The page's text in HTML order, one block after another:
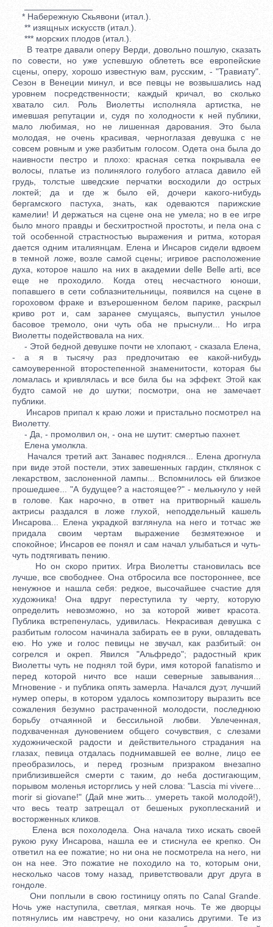
* Набережную Скьявони (итал.).
** изящных искусств (итал.).
*** морских плодов (итал.).
В театре давали оперу Верди, довольно пошлую, сказать
по совести, но уже успевшую облететь все европейские
сцены, оперу, хорошо известную вам, русским, - "Травиату".
Сезон в Венеции минул, и все певцы не возвышались над
уровнем посредственности; каждый кричал, во сколько
хватало сил. Роль Виолетты исполняла артистка, не
имевшая репутации и, судя по холодности к ней публики,
мало любимая, но не лишенная дарования. Это была
молодая, не очень красивая, черноглазая девушка с не
совсем ровным и уже разбитым голосом. Одета она была до
наивности пестро и плохо: красная сетка покрывала ее
волосы, платье из полинялого голубого атласа давило ей
грудь, толстые шведские перчатки восходили до острых
локтей; да и где ж было ей, дочери какого-нибудь
бергамского пастуха, знать, как одеваются парижские
камелии! И держаться на сцене она не умела; но в ее игре
было много правды и бесхитростной простоты, и пела она с
той особенной страстностью выражения и ритма, которая
дается одним италиянцам. Елена и Инсаров сидели вдвоем
в темной ложе, возле самой сцены; игривое расположение
духа, которое нашло на них в академии delle Belle arti, все
еще не проходило. Когда отец несчастного юноши,
попавшего в сети соблазнительницы, появился на сцене в
гороховом фраке и взъерошенном белом парике, раскрыл
криво рот и, сам заранее смущаясь, выпустил унылое
басовое тремоло, они чуть оба не прыснули... Но игра
Виолетты подействовала на них.
- Этой бедной девушке почти не хлопают, - сказала Елена,
- а я в тысячу раз предпочитаю ее какой-нибудь
самоуверенной второстепенной знаменитости, которая бы
ломалась и кривлялась и все била бы на эффект. Этой как
будто самой не до шутки; посмотри, она не замечает
публики.
Инсаров припал к краю ложи и пристально посмотрел на
Виолетту.
- Да, - промолвил он, - она не шутит: смертью пахнет.
Елена умолкла.
Начался третий акт. Занавес поднялся... Елена дрогнула
при виде этой постели, этих завешенных гардин, стклянок с
лекарством, заслоненной лампы... Вспомнилось ей близкое
прошедшее... "А будущее? а настоящее?" - мелькнуло у ней
в голове. Как нарочно, в ответ на притворный кашель
актрисы раздался в ложе глухой, неподдельный кашель
Инсарова... Елена украдкой взглянула на него и тотчас же
придала своим чертам выражение безмятежное и
спокойное; Инсаров ее понял и сам начал улыбаться и чуть-
чуть подтягивать пению.
Но он скоро притих. Игра Виолетты становилась все
лучше, все свободнее. Она отбросила все постороннее, все
ненужное и нашла себя: редкое, высочайшее счастие для
художника! Она вдруг переступила ту черту, которую
определить невозможно, но за которой живет красота.
Публика встрепенулась, удивилась. Некрасивая девушка с
разбитым голосом начинала забирать ее в руки, овладевать
ею. Но уже и голос певицы не звучал, как разбитый: он
согрелся и окреп. Явился "Альфредо"; радостный крик
Виолетты чуть не поднял той бури, имя которой fanatismo и
перед которой ничто все наши северные завывания...
Мгновение - и публика опять замерла. Начался дуэт, лучший
нумер оперы, в котором удалось композитору выразить все
сожаления безумно растраченной молодости, последнюю
борьбу отчаянной и бессильной любви. Увлеченная,
подхваченная дуновением общего сочувствия, с слезами
художнической радости и действительного страдания на
глазах, певица отдалась поднимавшей ее волне, лицо ее
преобразилось, и перед грозным призраком внезапно
приблизившейся смерти с таким, до неба достигающим,
порывом моленья исторглись у ней слова: "Lascia mi vivere...
morir si giovane!" (Дай мне жить... умереть такой молодой!),
что весь театр затрещал от бешеных рукоплесканий и
восторженных кликов.
Елена вся похолодела. Она начала тихо искать своей
рукою руку Инсарова, нашла ее и стиснула ее крепко. Он
ответил на ее пожатие; но ни она не посмотрела на него, ни
он на нее. Это пожатие не походило на то, которым они,
несколько часов тому назад, приветствовали друг друга в
гондоле.
Они поплыли в свою гостиницу опять по Canal Grande.
Ночь уже наступила, светлая, мягкая ночь. Те же дворцы
потянулись им навстречу, но они казались другими. Те из